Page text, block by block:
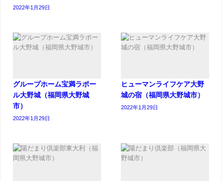
2022年1月29日
グループホーム宝満ラポー
ル大野城（福岡県大野城
市）
2022年1月29日
ヒューマンライフケア大野
城の宿（福岡県大野城市）
2022年1月29日